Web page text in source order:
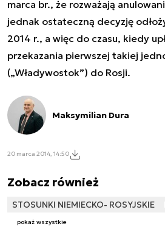
marca br., że rozważają
jednak ostateczną decyzję
2014 r., a więc do czasu, kiedy
przekazania pierwszej takiej
(„Władywostok”) do Rosji.
Maksymilian Dura
20 marca 2014, 14:50
Zobacz również
STOSUNKI NIEMIECKO- ROSYJSKIE
pokaż wszystkie